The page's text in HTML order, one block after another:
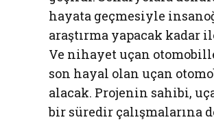
hayata geçmesiyle
araştırma yapacak
Ve nihayet uçan
son hayal olan uçan
alacak. Projenin sahibi,
bir süredir çalışmalarına